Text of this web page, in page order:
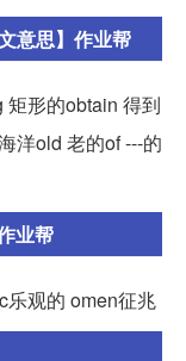
意思】作业帮
形的obtain 得到
洋old 老的of ---的
业帮
乐观的 omen征兆